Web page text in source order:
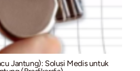
Menghitam? Waspadai
Insufficiency (CVI)